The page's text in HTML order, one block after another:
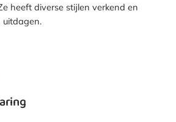
heeft diverse stijlen verkend en
uitdagen.